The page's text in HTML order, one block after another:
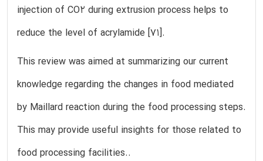
injection of CO2 during extrusion process helps to
reduce the level of acrylamide [71].
This review was aimed at summarizing our current
knowledge regarding the changes in food mediated
by Maillard reaction during the food processing steps.
This may provide useful insights for those related to
food processing facilities..